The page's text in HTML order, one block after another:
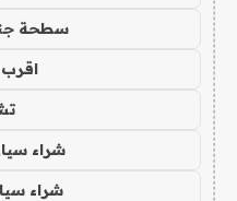
سطحة
شراء
شراء